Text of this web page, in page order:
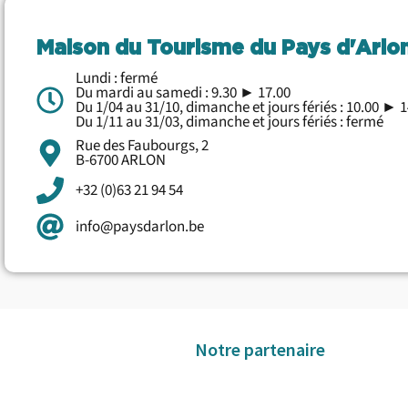
Maison du Tourisme du Pays
Lundi : fermé
Du mardi au samedi : 9.30 ► 17.00
Du 1/04 au 31/10, dimanche et jours fériés : 10.00 ►
Du 1/11 au 31/03, dimanche et jours fériés : fermé
Rue des Faubourgs, 2
B-6700 ARLON
+32 (0)63 21 94 54
info@paysdarlon.be
Notre partenaire